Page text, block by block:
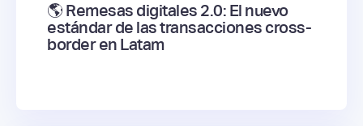
🌎 Remesas digitales 2.0: El nuevo
estándar de las transacciones cross-
border en Latam